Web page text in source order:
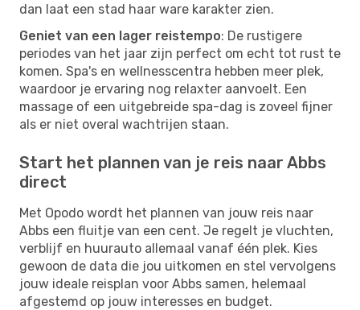
dan laat een stad haar ware karakter zien.
Geniet van een lager reistempo: De rustigere
periodes van het jaar zijn perfect om echt tot rust te
komen. Spa's en wellnesscentra hebben meer plek,
waardoor je ervaring nog relaxter aanvoelt. Een
massage of een uitgebreide spa-dag is zoveel fijner
als er niet overal wachtrijen staan.
Start het plannen van je reis naar Abbs
direct
Met Opodo wordt het plannen van jouw reis naar
Abbs een fluitje van een cent. Je regelt je vluchten,
verblijf en huurauto allemaal vanaf één plek. Kies
gewoon de data die jou uitkomen en stel vervolgens
jouw ideale reisplan voor Abbs samen, helemaal
afgestemd op jouw interesses en budget.